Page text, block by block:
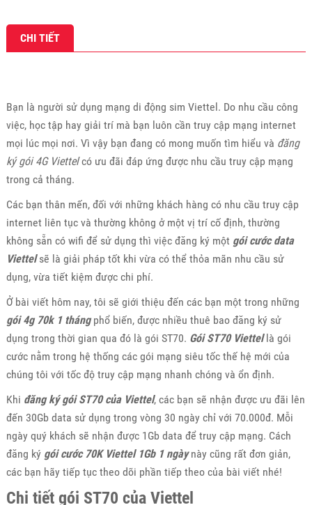
CHI TIẾT
Bạn là người sử dụng mạng di động sim Viettel. Do nhu cầu công
việc, học tập hay giải trí mà bạn luôn cần truy cập mạng internet
mọi lúc mọi nơi. Vì vậy bạn đang có mong muốn tìm hiểu và đăng
ký gói 4G Viettelcó ưu đãi đáp ứng được nhu cầu truy cập mạng
trong cả tháng.
Các bạn thân mến, đối với những khách hàng có nhu cầu truy cập
internet liên tục và thường không ở một vị trí cố định, thường
không sẵn có wifi để sử dụng thì việc đăng ký một gói cước data
Viettelsẽ là giải pháp tốt khi vừa có thể thỏa mãn nhu cầu sử
dụng, vừa tiết kiệm được chi phí.
Ở bài viết hôm nay, tôi sẽ giới thiệu đến các bạn một trong những
gói 4g 70k 1 thángphổ biến, được nhiều thuê bao đăng ký sử
dụng trong thời gian qua đó là gói ST70. Gói ST70 Viettellà gói
cước nằm trong hệ thống các gói mạng siêu tốc thế hệ mới của
chúng tôi với tốc độ truy cập mạng nhanh chóng và ổn định.
Khi đăng ký gói ST70 của Viettel, các bạn sẽ nhận được ưu đãi lên
đến 30Gb data sử dụng trong vòng 30 ngày chỉ với 70.000đ. Mỗi
ngày quý khách sẽ nhận được 1Gb data để truy cập mạng. Cách
đăng ký gói cước 70K Viettel 1Gb 1 ngàynày cũng rất đơn giản,
các bạn hãy tiếp tục theo dõi phần tiếp theo của bài viết nhé!
Chi tiết gói ST70 của Viettel